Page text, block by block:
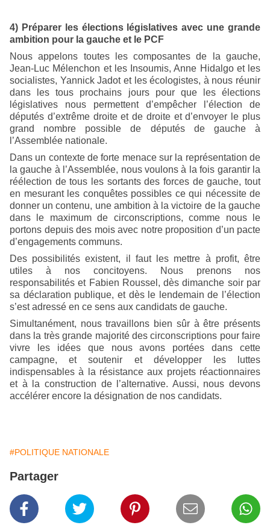
4) Préparer les élections législatives avec une grande
ambition pour la gauche et le PCF
Nous appelons toutes les composantes de la gauche,
Jean-Luc Mélenchon et les Insoumis, Anne Hidalgo et les
socialistes, Yannick Jadot et les écologistes, à nous réunir
dans les tous prochains jours pour que les élections
législatives nous permettent d’empêcher l’élection de
députés d’extrême droite et de droite et d’envoyer le plus
grand nombre possible de députés de gauche à
l’Assemblée nationale.
Dans un contexte de forte menace sur la représentation de
la gauche à l’Assemblée, nous voulons à la fois garantir la
réélection de tous les sortants des forces de gauche, tout
en mesurant les conquêtes possibles ce qui nécessite de
donner un contenu, une ambition à la victoire de la gauche
dans le maximum de circonscriptions, comme nous le
portons depuis des mois avec notre proposition d’un pacte
d’engagements communs.
Des possibilités existent, il faut les mettre à profit, être
utiles à nos concitoyens. Nous prenons nos
responsabilités et Fabien Roussel, dès dimanche soir par
sa déclaration publique, et dès le lendemain de l’élection
s’est adressé en ce sens aux candidats de gauche.
Simultanément, nous travaillons bien sûr à être présents
dans la très grande majorité des circonscriptions pour faire
vivre les idées que nous avons portées dans cette
campagne, et soutenir et développer les luttes
indispensables à la résistance aux projets réactionnaires
et à la construction de l’alternative. Aussi, nous devons
accélérer encore la désignation de nos candidats.
#POLITIQUE NATIONALE
Partager